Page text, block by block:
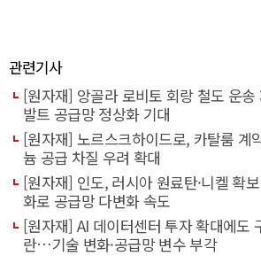
관련기사
[원자재] 앙골라 로비토 회랑 철도 운
발트 공급망 정상화 기대
[원자재] 노르스크하이드로, 카탈룸
늄 공급 차질 우려 확대
[원자재] 인도, 러시아 원료탄·니켈 확
화로 공급망 다변화 속도
[원자재] AI 데이터센터 투자 확대에도
란…기술 변화·공급망 변수 부각